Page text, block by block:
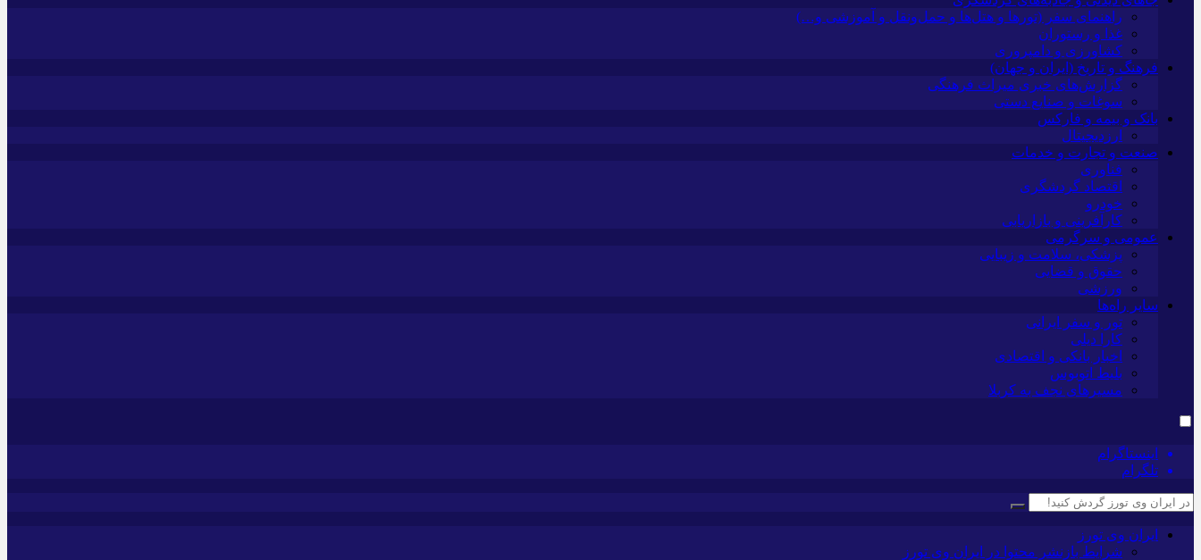
راهنمای سفر (تورها و هتل‌ها و حمل‌و‌نقل و آموزشی و…)
غذا و رستوران
کشاورزی و دامپروری
فرهنگ و تاریخ (ایران و جهان)
گزارش‌های خبری میراث فرهنگی
سوغات و صنایع دستی
بانک و بیمه و فارکس
ارزدیجیتال
صنعت و تجارت و خدمات
فناوری
اقتصاد گردشگری
خودرو
کارآفرینی و بازاریابی
عمومی و سرگرمی
پزشکی، سلامت و زیبایی
حقوق و قضایی
ورزشی
سایر راه‌ها
تور و سفر ایرانی
کارا دیلی
اخبار بانکی و اقتصادی
بلیط اتوبوس
مسیرهای نجف به کربلا
اینستاگرام
تلگرام
ایران وی تورز
شرایط بازنشر محتوا در ایران وی تورز